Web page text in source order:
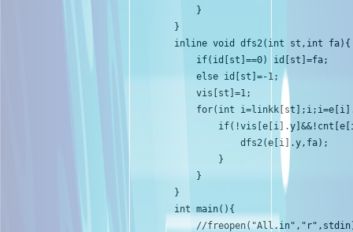
    }
}
inline void dfs2(int st,int fa){
    if(id[st]==0) id[st]=fa;
    else id[st]=-1;
    vis[st]=1;
for(int
            dfs2(e[i].y,fa);
        }
    }
}
int main(){
//